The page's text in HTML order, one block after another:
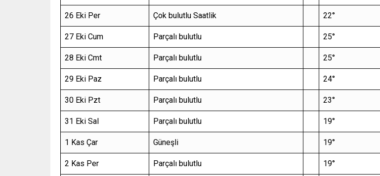
26 Eki Per Çok bulutlu Saatlik 22°
27 Eki Cum Parçalı bulutlu 25°
28 Eki Cmt Parçalı bulutlu 25°
29 Eki Paz Parçalı bulutlu 24°
30 Eki Pzt Parçalı bulutlu 23°
31 Eki Sal Parçalı bulutlu 19°
1 Kas Çar Güneşli 19°
2 Kas Per Parçalı bulutlu 19°